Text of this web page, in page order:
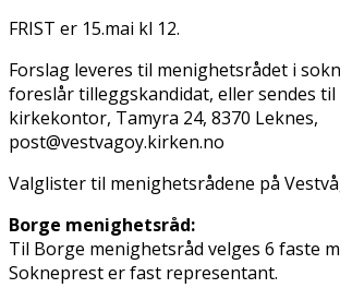
FRIST er 15.mai kl 12.
Forslag leveres til menighetsrådet i
foreslår tilleggskandidat, eller sendes til
kirkekontor, Tamyra 24, 8370 Leknes,
post@vestvagoy.kirken.no
Valglister til menighetsrådene på
Borge menighetsråd:
Til Borge menighetsråd velges 6 faste
Sokneprest er fast representant.